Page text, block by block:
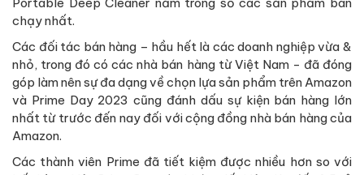
Portable Deep Cleaner nằm trong số các sản phẩm bán
chạy nhất.
Các đối tác bán hàng – hầu hết là các doanh nghiệp vừa &
nhỏ, trong đó có các nhà bán hàng từ Việt Nam - đã đóng
góp làm nên sự đa dạng về chọn lựa sản phẩm trên Amazon
và Prime Day 2023 cũng đánh dấu sự kiện bán hàng lớn
nhất từ trước đến nay đối với cộng đồng nhà bán hàng của
Amazon.
Các thành viên Prime đã tiết kiệm được nhiều hơn so với